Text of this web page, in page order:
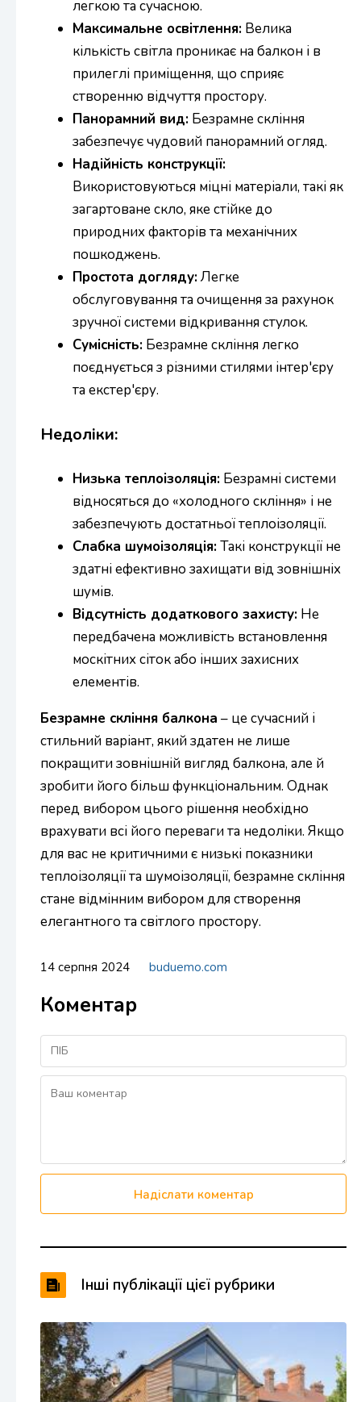
легкою та сучасною.
Максимальне освітлення: Велика
кількість світла проникає на балкон і в
прилеглі приміщення, що сприяє
створенню відчуття простору.
Панорамний вид: Безрамне скління
забезпечує чудовий панорамний огляд.
Надійність конструкції:
Використовуються міцні матеріали, такі як
загартоване скло, яке стійке до
природних факторів та механічних
пошкоджень.
Простота догляду:Легке
обслуговування та очищення за рахунок
зручної системи відкривання стулок.
Сумісність: Безрамне скління легко
поєднується з різними стилями інтер'єру
та екстер'єру.
Недоліки:
Низька теплоізоляція: Безрамні системи
відносяться до «холодного скління» і не
забезпечують достатньої теплоізоляції.
Слабка шумоізоляція:Такі конструкції не
здатні ефективно захищати від зовнішніх
шумів.
Відсутність додаткового захисту: Не
передбачена можливість встановлення
москітних сіток або інших захисних
елементів.
Безрамне скління балкона – це сучасний і
стильний варіант, який здатен не лише
покращити зовнішній вигляд балкона, але й
зробити його більш функціональним. Однак
перед вибором цього рішення необхідно
врахувати всі його переваги та недоліки. Якщо
для вас не критичними є низькі показники
теплоізоляції та шумоізоляції, безрамне скління
стане відмінним вибором для створення
елегантного та світлого простору.
14 серпня 2024 buduemo.com
Коментар
Надіслати коментар
Інші публікації цієї рубрики